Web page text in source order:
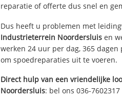
reparatie of offerte dus snel en
Dus heeft u problemen met
Industrieterrein Noordersluis en
werken 24 uur per dag, 365
om spoedreparaties uit te voeren.
Direct hulp van een vriendelijke
Noordersluis: bel ons 036-7602317